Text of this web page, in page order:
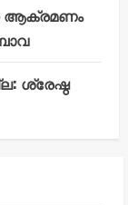
ശ്രേഷ്ഠ